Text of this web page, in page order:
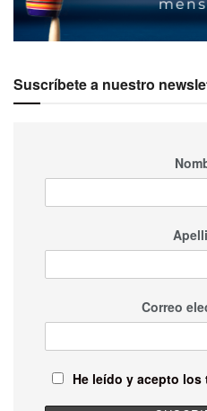
Suscríbete a nuestro
Correo
He leído y acepto